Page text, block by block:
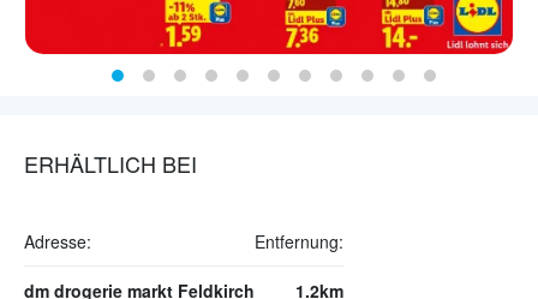
ERHÄLTLICH BEI
Adresse: Entfernung:
dm drogerie markt Feldkirch 1.2km